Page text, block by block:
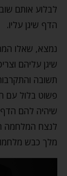
לבלוע אותם
הדף שיגן עליו.
נמצא, שאלו
שיגן עליהם
תשובה
פשוט בלול עם
שיהיה להם הדף
לנצח המלחמה
מלך כבש